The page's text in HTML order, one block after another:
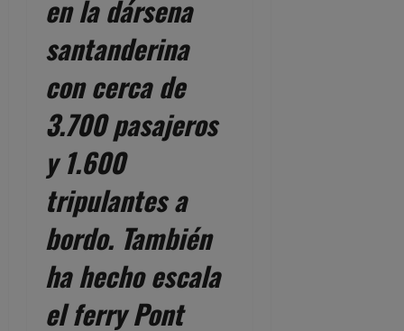
en la dársena
santanderina
con cerca de
3.700 pasajeros
y 1.600
tripulantes a
bordo. También
ha hecho escala
el ferry Pont